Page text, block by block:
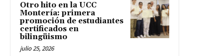
Otro hito en la UCC
Montería: primera
promoción de estudiantes
certificados en
bilingüismo
julio 25, 2026